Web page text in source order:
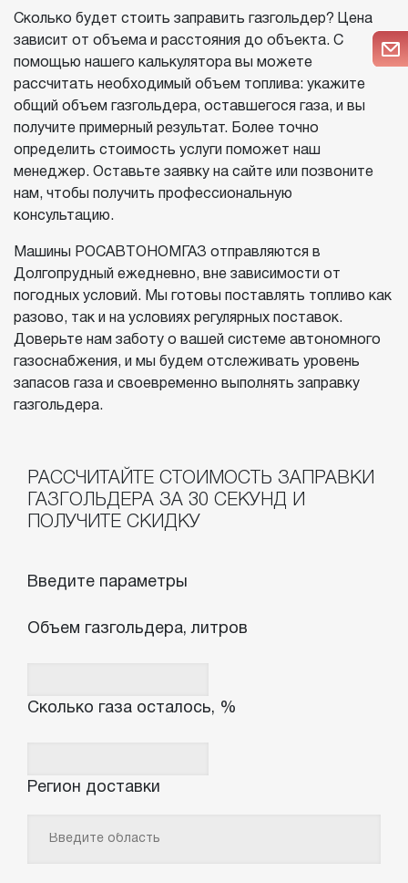
Сколько будет стоить заправить газгольдер? Цена
зависит от объема и расстояния до объекта. С
помощью нашего калькулятора вы можете
рассчитать необходимый объем топлива: укажите
общий объем газгольдера, оставшегося газа, и вы
получите примерный результат. Более точно
определить стоимость услуги поможет наш
менеджер. Оставьте заявку на сайте или позвоните
нам, чтобы получить профессиональную
консультацию.
Машины РОСАВТОНОМГАЗ отправляются в
Долгопрудный ежедневно, вне зависимости от
погодных условий. Мы готовы поставлять топливо как
разово, так и на условиях регулярных поставок.
Доверьте нам заботу о вашей системе автономного
газоснабжения, и мы будем отслеживать уровень
запасов газа и своевременно выполнять заправку
газгольдера.
РАССЧИТАЙТЕ СТОИМОСТЬ ЗАПРАВКИ
ГАЗГОЛЬДЕРА ЗА 30 СЕКУНД И
ПОЛУЧИТЕ СКИДКУ
Введите параметры
Объем газгольдера, литров
Сколько газа осталось, %
Регион доставки